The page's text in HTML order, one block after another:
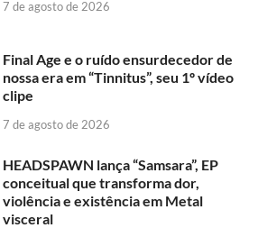
7 de agosto de 2026
Final Age e o ruído ensurdecedor de
nossa era em “Tinnitus”, seu 1º vídeo
clipe
7 de agosto de 2026
HEADSPAWN lança “Samsara”, EP
conceitual que transforma dor,
violência e existência em Metal
visceral